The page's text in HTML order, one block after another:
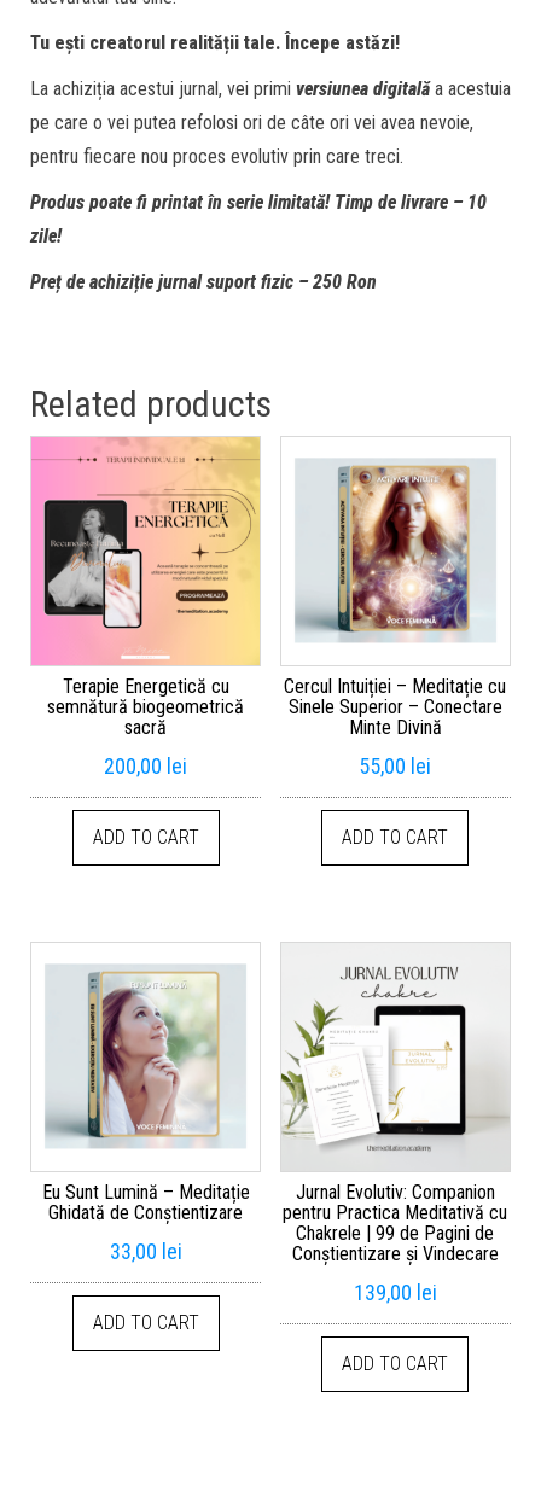
Tu ești creatorul realității tale. Începe astăzi!
La achiziția acestui jurnal, vei primi versiunea digitalăa acestuia
pe care o vei putea refolosi ori de câte ori vei avea nevoie,
pentru fiecare nou proces evolutiv prin care treci.
Produs poate fi printat în serie limitată! Timp de livrare – 10
zile!
Preț de achiziție jurnal suport fizic – 250 Ron
Related products
Terapie Energetică cu
semnătură biogeometrică
sacră
200,00 lei
ADD TO CART
Cercul Intuiției – Meditație cu
Sinele Superior – Conectare
Minte Divină
55,00 lei
ADD TO CART
Eu Sunt Lumină – Meditație
Ghidată de Conștientizare
33,00 lei
ADD TO CART
Jurnal Evolutiv: Companion
pentru Practica Meditativă cu
Chakrele | 99 de Pagini de
Conștientizare și Vindecare
139,00 lei
ADD TO CART